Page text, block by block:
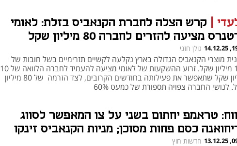
קרש הצלה לחברת הקנאביס בזלת: לאומי
מציעה להזרים לחברה 80 מיליון שקל
גולן חזני
מוצרי הקנאביס הגדולה בארץ נקלעה לקשיים תזרימיים בשל חובות של
140 מיליון שקל. זרוע ההשקעות של לאומי מציעה להעמיד לחברה הלוואה של 10
מיליון שקל שתאפשר את פעילותה בחודשים הקרובים, לצד הזרמה של 80 מיליון
לנושי החברה צפויה תספורת של כמעט 60%
טראמפ יחתום בשני על צו המאפשר לסווג
כסם פחות מסוכן; מניות הקנאביס זינקו
חדשות חוץ